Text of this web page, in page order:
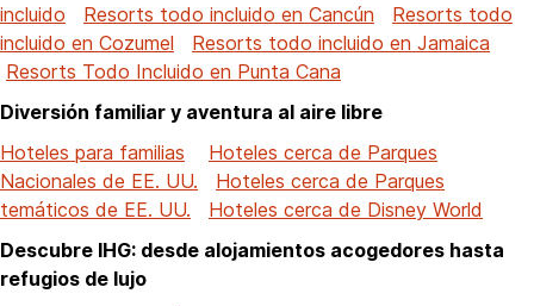
incluido
Resorts todo incluido en Cancún
Resorts todo
incluido en Cozumel
Resorts todo incluido en Jamaica
Resorts Todo Incluido en Punta Cana
Diversión familiar y aventura al aire libre
Hoteles para familias
Hoteles cerca de Parques
Nacionales de EE. UU.
Hoteles cerca de Parques
temáticos de EE. UU.
Hoteles cerca de Disney World
Descubre IHG: desde alojamientos acogedores hasta
refugios de lujo